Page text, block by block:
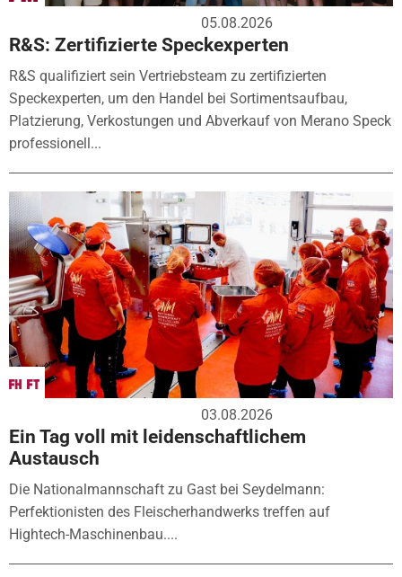
05.08.2026
R&S: Zertifizierte Speckexperten
R&S qualifiziert sein Vertriebsteam zu zertifizierten
Speckexperten, um den Handel bei Sortimentsaufbau,
Platzierung, Verkostungen und Abverkauf von Merano Speck
professionell...
03.08.2026
Ein Tag voll mit leidenschaftlichem
Austausch
Die Nationalmannschaft zu Gast bei Seydelmann:
Perfektionisten des Fleischerhandwerks treffen auf
Hightech-Maschinenbau....